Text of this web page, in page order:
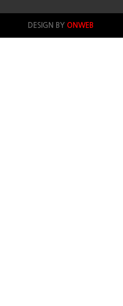
DESIGN BY ONWEB